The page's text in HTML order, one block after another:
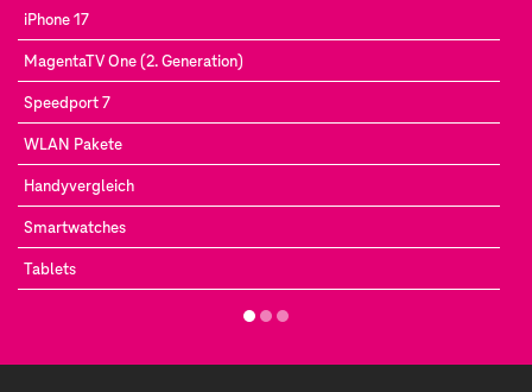
iPhone 17
MagentaTV One (2. Generation)
Speedport 7
WLAN Pakete
Handyvergleich
Smartwatches
Tablets